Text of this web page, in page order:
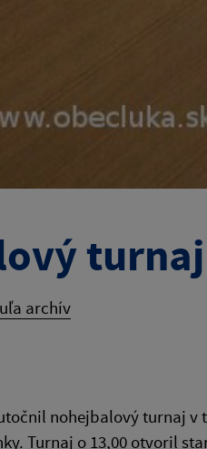
turnaj
archív
nohejbalový turnaj
Turnaj o 13,00 otvoril